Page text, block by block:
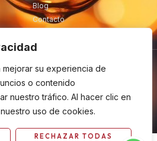
su experiencia de
o contenido
nuestro tráfico. Al hacer clic en
uso de cookies.
RECHAZAR TODAS
Blog
Contacto
por Tuacte
Electec, derechos reservados